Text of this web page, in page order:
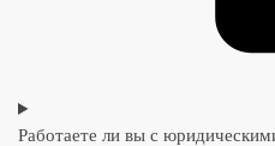
Работаете ли вы с